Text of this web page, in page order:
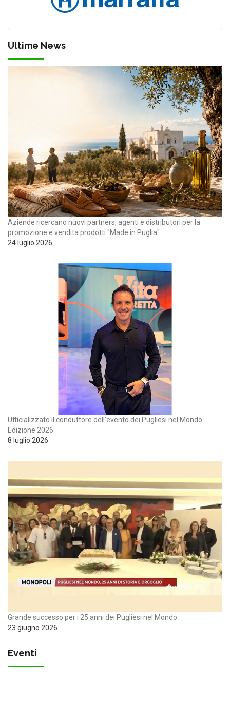
Ultime News
Aziende ricercano nuovi partners, agenti e distributori per la
promozione e vendita prodotti "Made in Puglia"
24 luglio 2026
Ufficializzato il conduttore dell’evento dei Pugliesi nel Mondo
Edizione 2026
8 luglio 2026
Grande successo per i 25 anni dei Pugliesi nel Mondo
23 giugno 2026
Eventi